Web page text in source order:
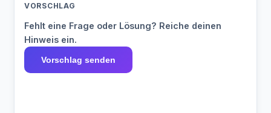
VORSCHLAG
Fehlt eine Frage oder Lösung? Reiche deinen
Hinweis ein.
Vorschlag senden